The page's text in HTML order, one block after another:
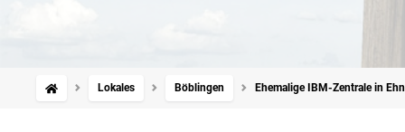
Lokales Böblingen Ehemalige IBM-Zentrale in